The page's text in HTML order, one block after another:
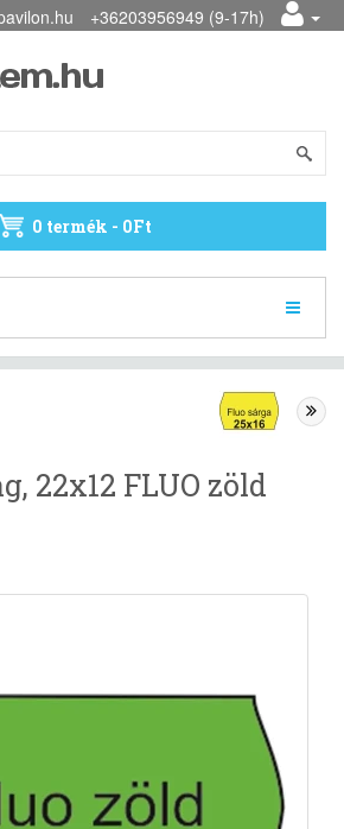
+36203956949 (9-17h)
0 termék - 0Ft
22x12 FLUO zöld